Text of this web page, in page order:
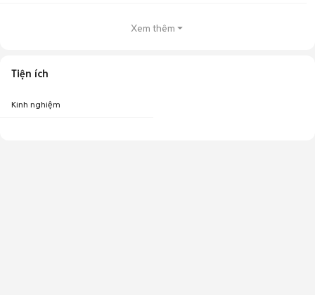
Xem thêm
Tiện ích
Kinh nghiệm